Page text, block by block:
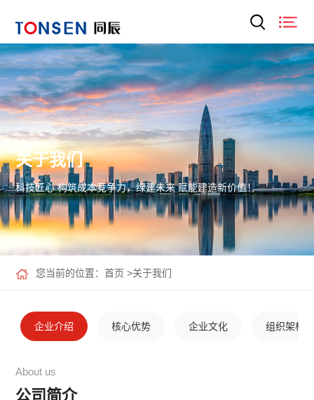
关于我们
科技匠心 构筑成本竞争力，绿建未来 赋能建造新价值！
您当前的位置：首页 >关于我们
企业介绍 核心优势 企业文化 组织架构
About us
公司简介